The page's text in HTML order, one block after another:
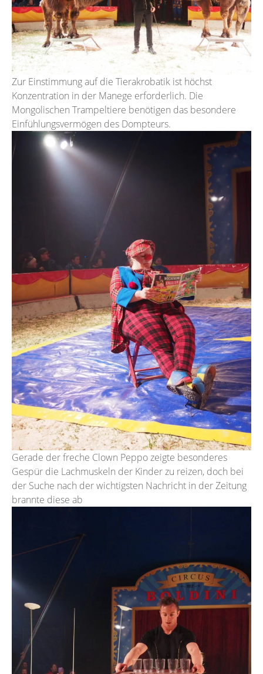
Zur Einstimmung auf die Tierakrobatik ist höchst
Konzentration in der Manege erforderlich. Die
Mongolischen Trampeltiere benötigen das besondere
Einfühlungsvermögen des Dompteurs.
Gerade der freche Clown Peppo zeigte besonderes
Gespür die Lachmuskeln der Kinder zu reizen, doch bei
der Suche nach der wichtigsten Nachricht in der Zeitung
brannte diese ab